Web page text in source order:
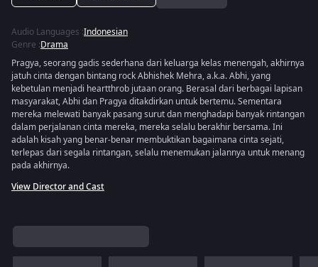
Audio Languages :Indonesian
Genre :Drama
Pragya, seorang gadis sederhana dari keluarga kelas menengah, akhirnya
jatuh cinta dengan bintang rock Abhishek Mehra, a.k.a. Abhi, yang
kebetulan menjadi heartthrob jutaan orang. Berasal dari berbagai lapisan
masyarakat, Abhi dan Pragya ditakdirkan untuk bertemu. Sementara
mereka melewati banyak pasang surut dan menghadapi banyak rintangan
dalam perjalanan cinta mereka, mereka selalu berakhir bersama. Ini
adalah kisah yang benar-benar membuktikan bagaimana cinta sejati,
terlepas dari segala rintangan, selalu menemukan jalannya untuk menang
pada akhirnya.
View Director and Cast